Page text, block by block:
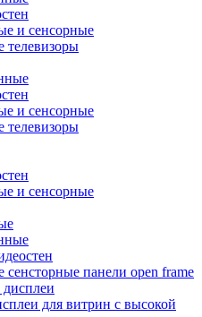
и сенсорные
телевизоры
и сенсорные
телевизоры
и сенсорные
сенсторные панели open frame
для витрин с высокой